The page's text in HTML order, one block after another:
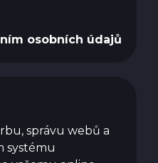
osobních údajů
správu webů a
systému